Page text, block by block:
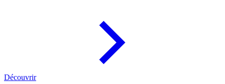
Découvrir